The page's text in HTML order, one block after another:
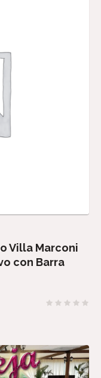
Villa Marconi
con Barra